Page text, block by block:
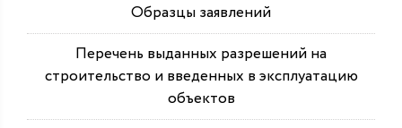
Образцы заявлений
Перечень выданных разрешений на
строительство и введенных в эксплуатацию
объектов